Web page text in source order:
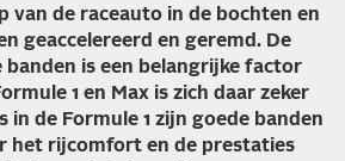
van de raceauto in de bochten en
geaccelereerd en geremd. De
banden is een belangrijke factor
1 en Max is zich daar zeker
in de Formule 1 zijn goede banden
het rijcomfort en de prestaties